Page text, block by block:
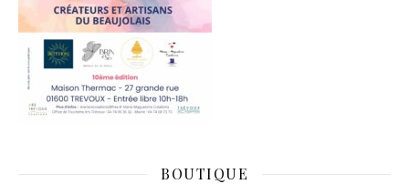
BOUTIQUE